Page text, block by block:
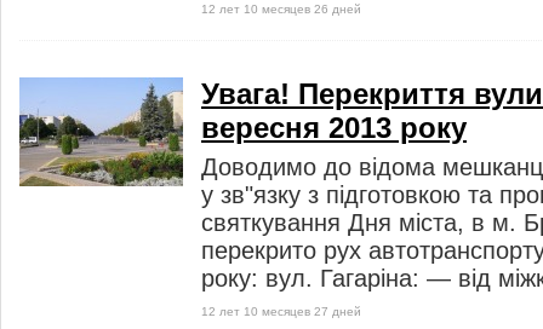
12 лет 10 месяцев 26 дней
Увага! Перекриття
вересня 2013 року
Доводимо до відома
у зв"язку з підготовкою та
святкування Дня міста, в м.
перекрито рух
року: вул. Гагаріна: — від
12 лет 10 месяцев 27 дней